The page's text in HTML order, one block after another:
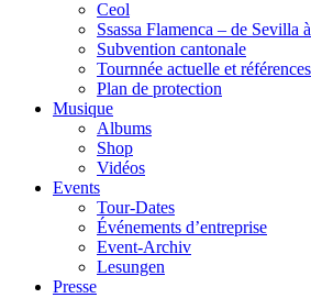
Ceol
Ssassa Flamenca – de Sevilla
Subvention cantonale
Tournnée actuelle et références
Plan de protection
Musique
Albums
Shop
Vidéos
Events
Tour-Dates
Événements d’entreprise
Event-Archiv
Lesungen
Presse